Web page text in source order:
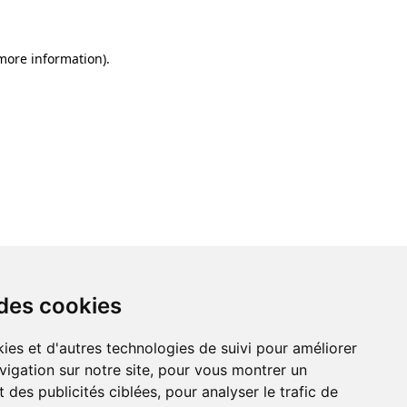
cookies
et d'autres technologies de suivi pour améliorer
sur notre site, pour vous montrer un
des publicités ciblées, pour analyser le trafic de
information).